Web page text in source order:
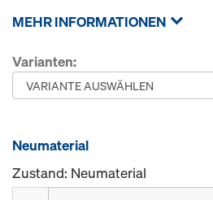
MEHR INFORMATIONEN
Varianten:
Neumaterial
Zustand: Neumaterial